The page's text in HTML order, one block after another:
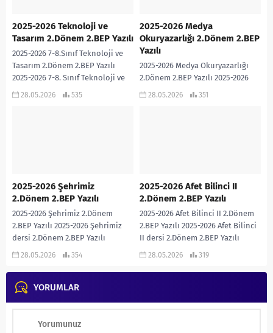
2025-2026 Teknoloji ve
Tasarım 2.Dönem 2.BEP Yazılı
2025-2026 7-8.Sınıf Teknoloji ve
Tasarım 2.Dönem 2.BEP Yazılı
2025-2026 7-8. Sınıf Teknoloji ve
Tasarım dersi 2.Dönem 2.BEP
28.05.2026 535
2025-2026 Medya
Okuryazarlığı 2.Dönem 2.BEP
Yazılı
2025-2026 Medya Okuryazarlığı
2.Dönem 2.BEP Yazılı 2025-2026
Medya Okuryazarlığı dersi
28.05.2026 351
2025-2026 Şehrimiz
2.Dönem 2.BEP Yazılı
2025-2026 Şehrimiz 2.Dönem
2.BEP Yazılı 2025-2026 Şehrimiz
dersi 2.Dönem 2.BEP Yazılı
sınavıdır. Cevap Anahtarı eklidir…
28.05.2026 354
2025-2026 Afet Bilinci II
2.Dönem 2.BEP Yazılı
2025-2026 Afet Bilinci II 2.Dönem
2.BEP Yazılı 2025-2026 Afet Bilinci
II dersi 2.Dönem 2.BEP Yazılı
sınavıdır. Cevap Anahtarı eklidir…
28.05.2026 319
YORUMLAR